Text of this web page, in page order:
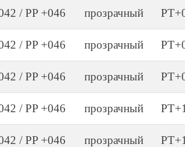
/ PP +046 прозрачный
/ PP +046 прозрачный
/ PP +046 прозрачный
/ PP +046 прозрачный
/ PP +046 прозрачный